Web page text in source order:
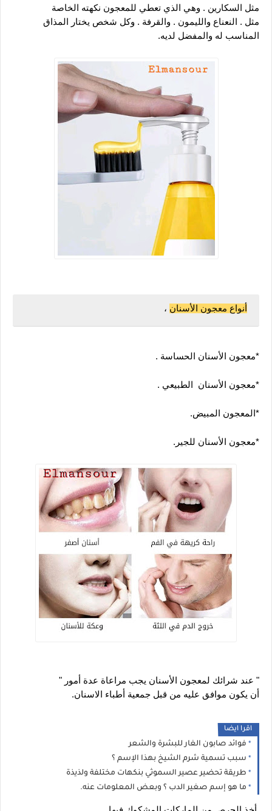
مثل السكارين . وهي الذي تعطي للمعجون نكهته الخاصة
المناسب له والمفضل لديه.
أنواع معجون الأسنان ،
*معجون الأسنان الحساسة .
*معجون الأسنان  الطبيعي .
*المعجون المبيض.
*معجون الأسنان للجير.
" عند شرائك لمعجون الأسنان يجب مراعاة عدة أمور "
أن يكون موافق عليه من قبل جمعية أطباء الاسنان.
اقرا ايضا
فوائد صابون الغار للبشرة والشعر
سبب تسمية شرم الشيخ بهذا الإسم ؟
طريقة تحضير عصير السموثي بنكهات مختلفة ولذيذة
ما هو إسم صغير الدب ؟ وبعض المعلومات عنه.